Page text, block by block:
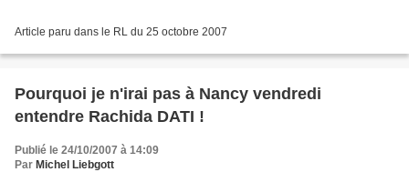
Article paru dans le RL du 25 octobre 2007
Pourquoi je n'irai pas à Nancy vendredi
entendre Rachida DATI !
Publié le 24/10/2007 à 14:09
Par Michel Liebgott